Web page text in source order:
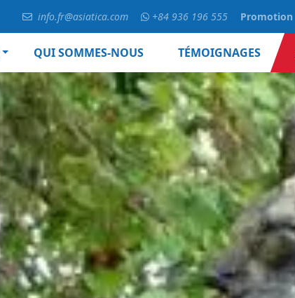
info.fr@asiatica.com +84 936 196 555 Promotion
QUI SOMMES-NOUS TÉMOIGNAGES